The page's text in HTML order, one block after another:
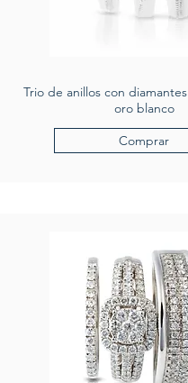
Trio de anillos con
oro blanco
Comprar